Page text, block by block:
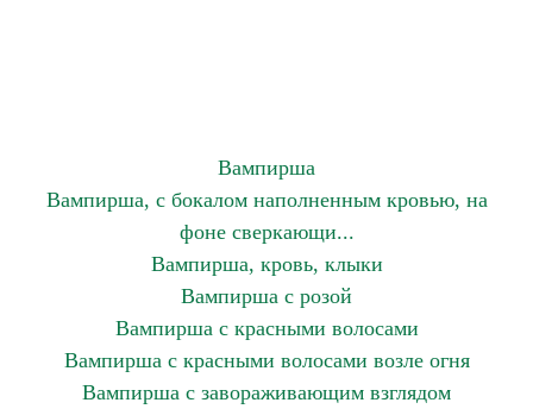
Вампирша
Вампирша, с бокалом наполненным кровью, на
фоне сверкающи...
Вампирша, кровь, клыки
Вампирша с розой
Вампирша с красными волосами
Вампирша с красными волосами возле огня
Вампирша с завораживающим взглядом